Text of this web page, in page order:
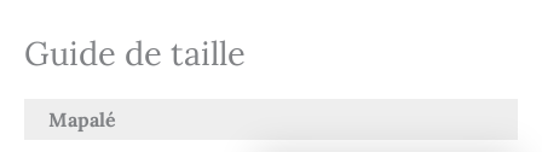
Guide de taille
Mapalé